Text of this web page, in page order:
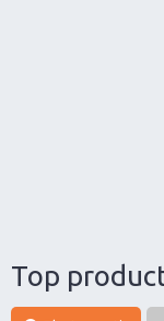
Top